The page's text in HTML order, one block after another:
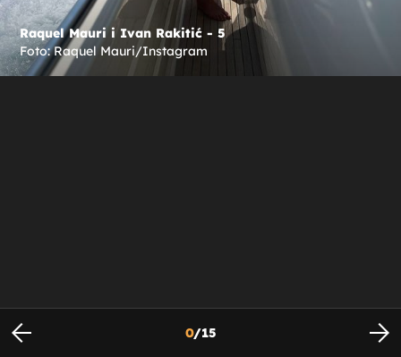
Raquel Mauri i Ivan Rakitić - 5
Foto: Raquel Mauri/Instagram
0/15